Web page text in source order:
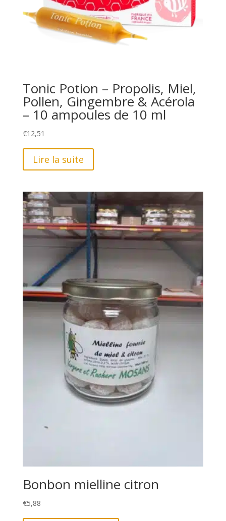
Tonic Potion – Propolis, Miel,
Pollen, Gingembre & Acérola
– 10 ampoules de 10 ml
€12,51
Lire la suite
Bonbon mielline citron
€5,88